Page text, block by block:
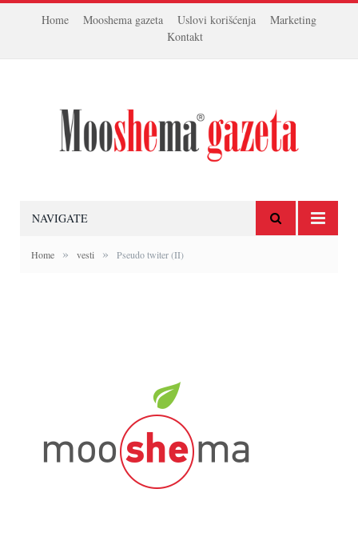
Home Mooshema gazeta Uslovi korišćenja
Marketing
Kontakt
NAVIGATE
Home » vesti » Pseudo twiter (II)